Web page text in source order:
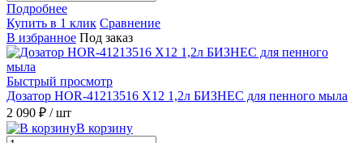
Подробнее
Купить в 1 клик Сравнение
В избранное Под заказ
Быстрый просмотр
Дозатор HOR-41213516 X12 1,2л БИЗНЕС для пенного мыла
2 090 ₽ / шт
В корзину